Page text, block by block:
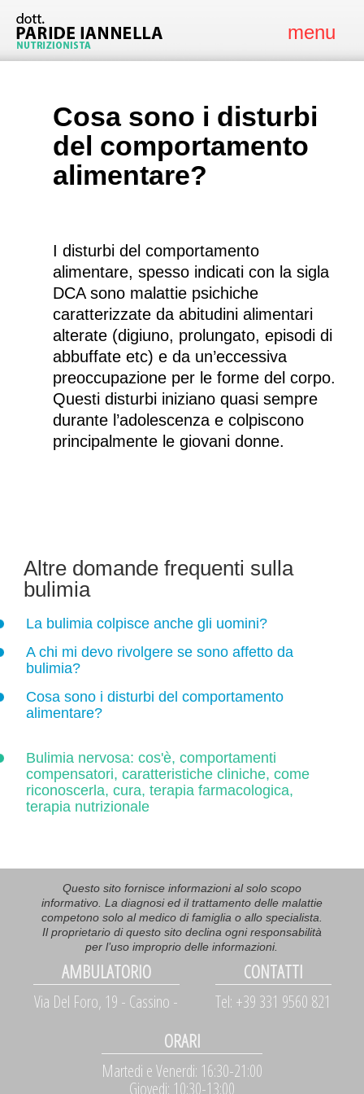
menu
Cosa sono i disturbi
del comportamento
alimentare?
I disturbi del comportamento
alimentare, spesso indicati con la sigla
DCA sono malattie psichiche
caratterizzate da abitudini alimentari
alterate (digiuno, prolungato, episodi di
abbuffate etc) e da un’eccessiva
preoccupazione per le forme del corpo.
Questi disturbi iniziano quasi sempre
durante l’adolescenza e colpiscono
principalmente le giovani donne.
Altre domande frequenti sulla
bulimia
La bulimia colpisce anche gli uomini?
A chi mi devo rivolgere se sono affetto da
bulimia?
Cosa sono i disturbi del comportamento
alimentare?
Bulimia nervosa: cos'è, comportamenti
compensatori, caratteristiche cliniche, come
riconoscerla, cura, terapia farmacologica,
terapia nutrizionale
Questo sito fornisce informazioni al solo scopo
informativo. La diagnosi ed il trattamento delle malattie
competono solo al medico di famiglia o allo specialista.
Il proprietario di questo sito declina ogni responsabilità
per l’uso improprio delle informazioni.
AMBULATORIO
Via Del Foro, 19 - Cassino -
CONTATTI
Tel: +39 331 9560 821
ORARI
Martedi e Venerdi: 16:30-21:00
Giovedi: 10:30-13:00